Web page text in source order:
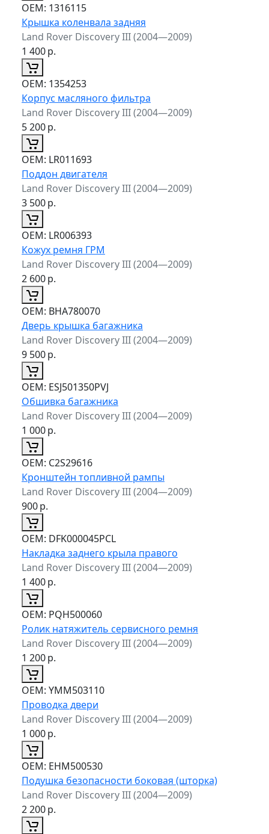
ОЕМ: 1316115
Крышка коленвала задняя
Land Rover Discovery III (2004—2009)
1 400р.
ОЕМ: 1354253
Корпус масляного фильтра
Land Rover Discovery III (2004—2009)
5 200р.
ОЕМ: LR011693
Поддон двигателя
Land Rover Discovery III (2004—2009)
3 500р.
ОЕМ: LR006393
Кожух ремня ГРМ
Land Rover Discovery III (2004—2009)
2 600р.
ОЕМ: BHA780070
Дверь крышка багажника
Land Rover Discovery III (2004—2009)
9 500р.
ОЕМ: ESJ501350PVJ
Обшивка багажника
Land Rover Discovery III (2004—2009)
1 000р.
ОЕМ: C2S29616
Кронштейн топливной рампы
Land Rover Discovery III (2004—2009)
900р.
ОЕМ: DFK000045PCL
Накладка заднего крыла правого
Land Rover Discovery III (2004—2009)
1 400р.
ОЕМ: PQH500060
Ролик натяжитель сервисного ремня
Land Rover Discovery III (2004—2009)
1 200р.
ОЕМ: YMM503110
Проводка двери
Land Rover Discovery III (2004—2009)
1 000р.
ОЕМ: EHM500530
Подушка безопасности боковая (шторка)
Land Rover Discovery III (2004—2009)
2 200р.